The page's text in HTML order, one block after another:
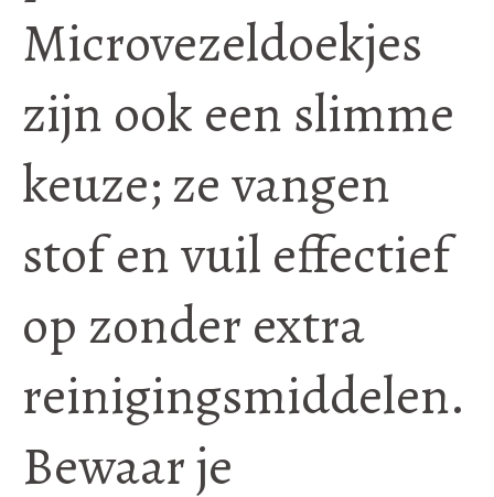
Microvezeldoekjes
zijn ook een slimme
keuze; ze vangen
stof en vuil effectief
op zonder extra
reinigingsmiddelen.
Bewaar je